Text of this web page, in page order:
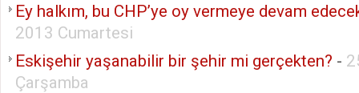
Ey halkım, bu CHP’ye oy vermeye devam
2013 Cumartesi
Eskişehir yaşanabilir bir şehir mi gerçekten? -
Çarşamba